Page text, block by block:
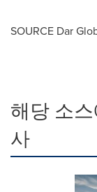
SOURCE Dar
해당 소
사